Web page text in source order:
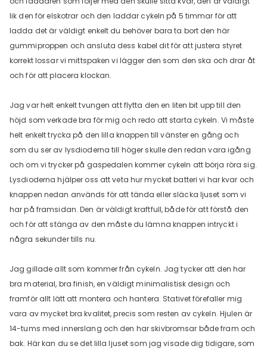
lik den för elskotrar och den laddar cykeln på 5 timmar för att
ladda det är väldigt enkelt du behöver bara ta bort den här
gummiproppen och ansluta dess kabel dit för att justera styret
korrekt lossar vi mittspaken vi lägger den som den ska och drar åt
och för att placera klockan.
Jag var helt enkelt tvungen att flytta den en liten bit upp till den
höjd som verkade bra för mig och redo att starta cykeln. Vi måste
helt enkelt trycka på den lilla knappen till vänster en gång och
som du ser av lysdioderna till höger skulle den redan vara igång
och om vi trycker på gaspedalen kommer cykeln att börja röra sig.
Lysdioderna hjälper oss att veta hur mycket batteri vi har kvar och
knappen nedan används för att tända eller släcka ljuset som vi
har på framsidan. Den är väldigt kraftfull, både för att förstå den
och för att stänga av den måste du lämna knappen intryckt i
några sekunder tills nu.
Jag gillade allt som kommer från cykeln. Jag tycker att den har
bra material, bra finish, en väldigt minimalistisk design och
framför allt lätt att montera och hantera. Stativet förefaller mig
vara av mycket bra kvalitet, precis som resten av cykeln. Hjulen är
14-tums med innerslang och den har skivbromsar både fram och
bak. Här kan du se det lilla ljuset som jag visade dig tidigare, som